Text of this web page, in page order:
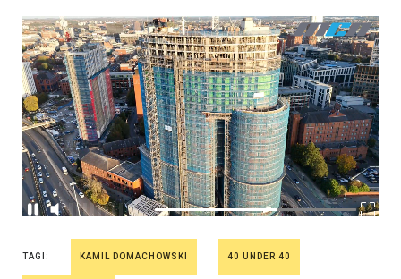
TAGI: KAMIL DOMACHOWSKI 40 UNDER 40